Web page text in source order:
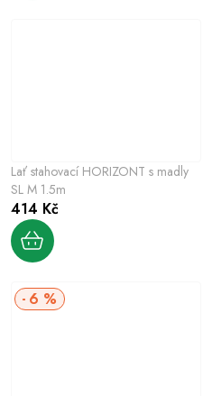
Lať stahovací HORIZONT s madly
SL M 1.5m
414 Kč
6 %